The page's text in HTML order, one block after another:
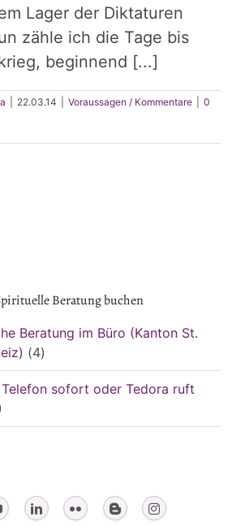
Lager der Diktaturen
zähle ich die Tage bis
beginnend [...]
22.03.14 Voraussagen / Kommentare
0
Beratung buchen
Beratung im Büro (Kanton St.
(4)
Telefon sofort oder Tedora ruft